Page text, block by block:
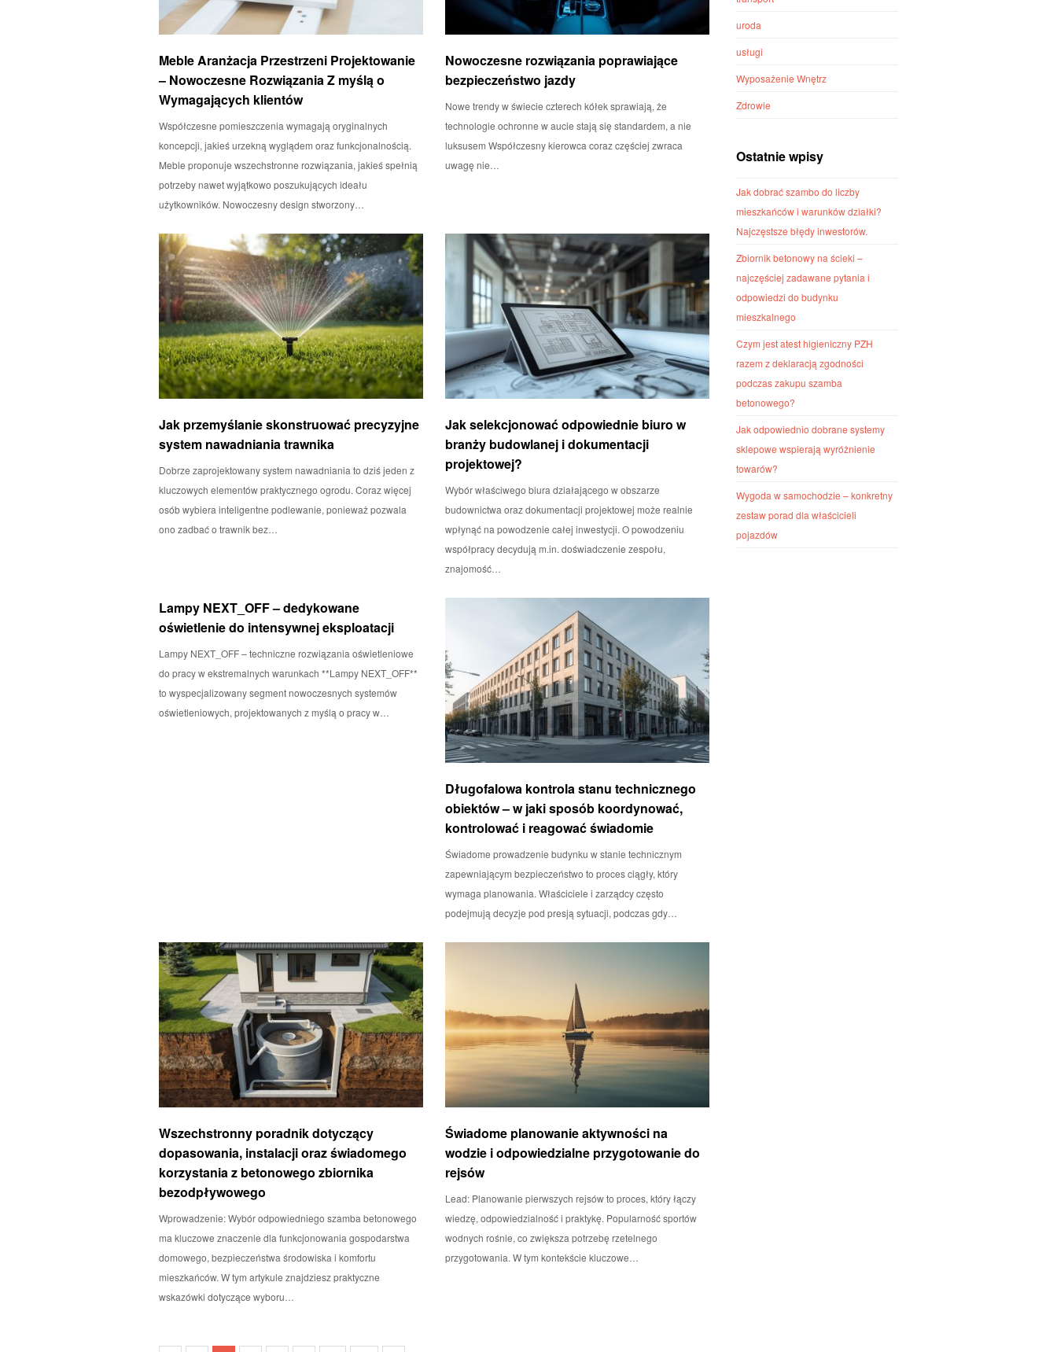
Meble Aranżacja Przestrzeni Projektowanie
– Nowoczesne Rozwiązania Z myślą o
Wymagających klientów
Współczesne pomieszczenia wymagają oryginalnych
koncepcji, jakieś urzekną wyglądem oraz funkcjonalnością.
Meble proponuje wszechstronne rozwiązania, jakieś spełnią
potrzeby nawet wyjątkowo poszukujących ideału
użytkowników. Nowoczesny design stworzony…
Nowoczesne rozwiązania poprawiające
bezpieczeństwo jazdy
Nowe trendy w świecie czterech kółek sprawiają, że
technologie ochronne w aucie stają się standardem, a nie
luksusem Współczesny kierowca coraz częściej zwraca
uwagę nie…
Jak przemyślanie skonstruować precyzyjne
system nawadniania trawnika
Dobrze zaprojektowany system nawadniania to dziś jeden z
kluczowych elementów praktycznego ogrodu. Coraz więcej
osób wybiera inteligentne podlewanie, ponieważ pozwala
ono zadbać o trawnik bez…
Jak selekcjonować odpowiednie biuro w
branży budowlanej i dokumentacji
projektowej?
Wybór właściwego biura działającego w obszarze
budownictwa oraz dokumentacji projektowej może realnie
wpłynąć na powodzenie całej inwestycji. O powodzeniu
współpracy decydują m.in. doświadczenie zespołu,
znajomość…
Lampy NEXT_OFF – dedykowane
oświetlenie do intensywnej eksploatacji
Lampy NEXT_OFF – techniczne rozwiązania oświetleniowe
do pracy w ekstremalnych warunkach **Lampy NEXT_OFF**
to wyspecjalizowany segment nowoczesnych systemów
oświetleniowych, projektowanych z myślą o pracy w…
Długofalowa kontrola stanu technicznego
obiektów – w jaki sposób koordynować,
kontrolować i reagować świadomie
Świadome prowadzenie budynku w stanie technicznym
zapewniającym bezpieczeństwo to proces ciągły, który
wymaga planowania. Właściciele i zarządcy często
podejmują decyzje pod presją sytuacji, podczas gdy…
Wszechstronny poradnik dotyczący
dopasowania, instalacji oraz świadomego
korzystania z betonowego zbiornika
bezodpływowego
Wprowadzenie: Wybór odpowiedniego szamba betonowego
ma kluczowe znaczenie dla funkcjonowania gospodarstwa
domowego, bezpieczeństwa środowiska i komfortu
mieszkańców. W tym artykule znajdziesz praktyczne
wskazówki dotyczące wyboru…
Świadome planowanie aktywności na
wodzie i odpowiedzialne przygotowanie do
rejsów
Lead: Planowanie pierwszych rejsów to proces, który łączy
wiedzę, odpowiedzialność i praktykę. Popularność sportów
wodnych rośnie, co zwiększa potrzebę rzetelnego
przygotowania. W tym kontekście kluczowe…
uroda
usługi
Wyposażenie Wnętrz
Zdrowie
Ostatnie wpisy
Jak dobrać szambo do liczby
mieszkańców i warunków działki?
Najczęstsze błędy inwestorów.
Zbiornik betonowy na ścieki –
najczęściej zadawane pytania i
odpowiedzi do budynku
mieszkalnego
Czym jest atest higieniczny PZH
razem z deklaracją zgodności
podczas zakupu szamba
betonowego?
Jak odpowiednio dobrane systemy
sklepowe wspierają wyróżnienie
towarów?
Wygoda w samochodzie – konkretny
zestaw porad dla właścicieli
pojazdów